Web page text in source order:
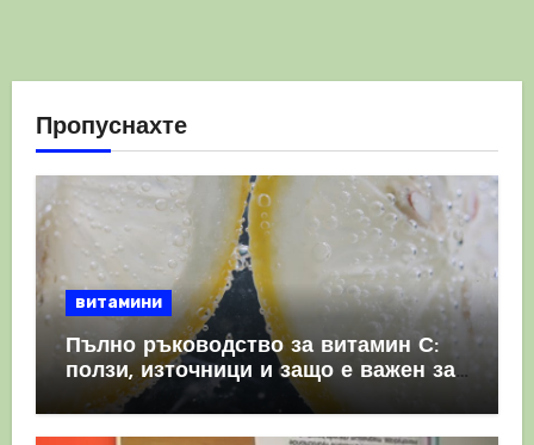
Пропуснахте
витамини
Пълно ръководство за витамин С:
ползи, източници и защо е важен за
имунната система